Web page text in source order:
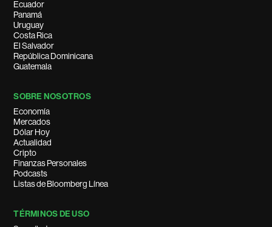
Ecuador
Panamá
Uruguay
Costa Rica
El Salvador
República Dominicana
Guatemala
SOBRE NOSOTROS
Economía
Mercados
Dólar Hoy
Actualidad
Cripto
Finanzas Personales
Podcasts
Listas de Bloomberg Línea
TÉRMINOS DE USO